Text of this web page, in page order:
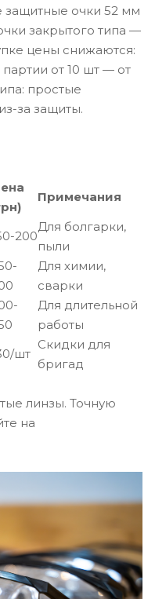
защитные очки 52 мм
закрытого типа —
цены снижаются:
от 10 шт — от
простые
за защиты.
Примечания
200
Для болгарки,
пыли
Для химии,
сварки
Для длительной
работы
шт
Скидки для
бригад
линзы. Точную
на